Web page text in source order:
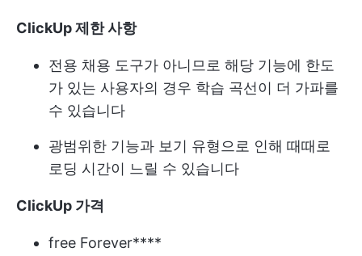
ClickUp 제한 사항
전용 채용 도구가 아니므로 해당 기능에 한도
가 있는 사용자의 경우 학습 곡선이 더 가파를
수 있습니다
광범위한 기능과 보기 유형으로 인해 때때로
로딩 시간이 느릴 수 있습니다
ClickUp 가격
free Forever****